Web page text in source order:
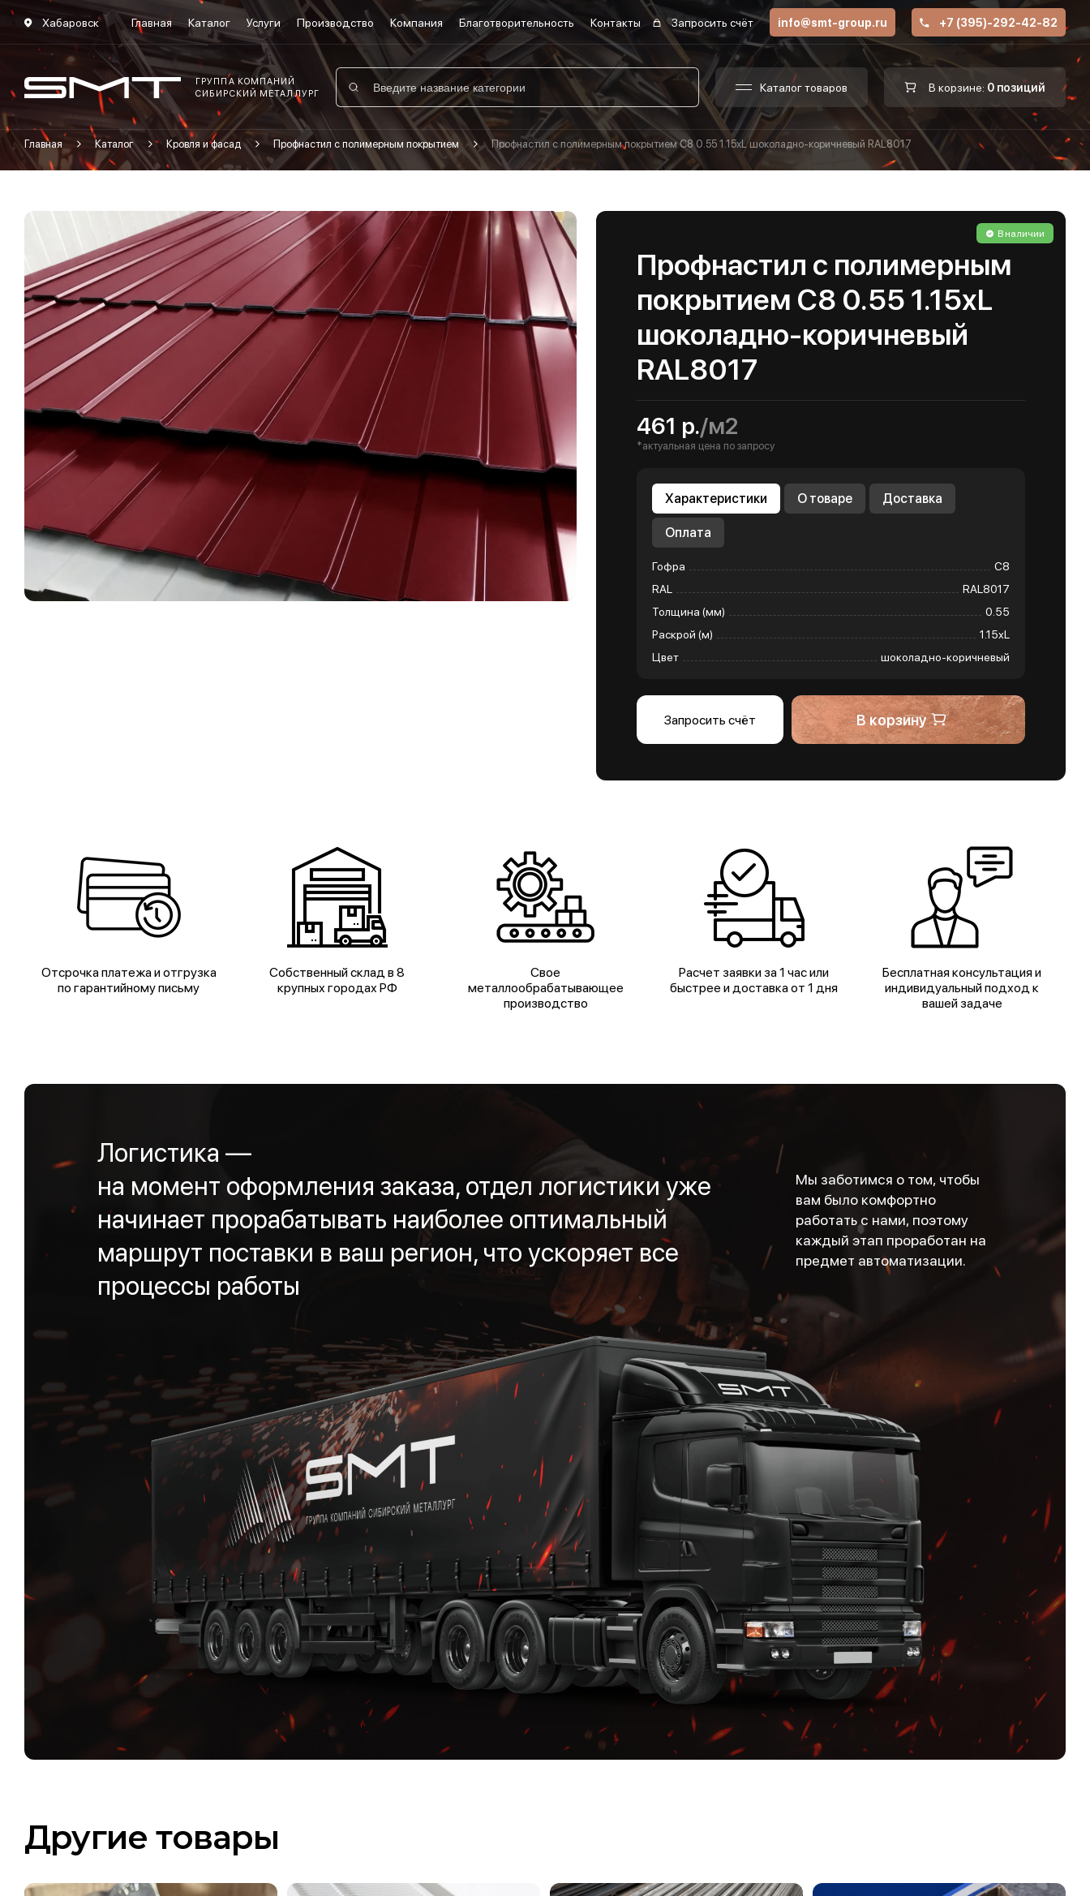
Хабаровск Главная Каталог Услуги Производство Компания Благотворительность Контакты Запросить счёт info@smt-group.ru +7 (395)-292-42-82
ГРУППА КОМПАНИЙ
СИБИРСКИЙ МЕТАЛЛУРГ
Каталог товаров В корзине: 0 позиций
Главная Каталог Кровля и фасад Профнастил с полимерным покрытием Профнастил с полимерным покрытием С8 0.55 1.15хL шоколадно-коричневый RAL8017
В наличии
Профнастил с полимерным
покрытием С8 0.55 1.15хL
шоколадно-коричневый
RAL8017
461 р./м2
*актуальная цена по запросу
Характеристики О товаре Доставка
Оплата
Гофра
С8
RAL
RAL8017
Толщина (мм)
0.55
Раскрой (м)
1.15хL
Цвет
шоколадно-коричневый
Запросить счёт В корзину
Отсрочка платежа и отгрузка
по гарантийному письму
Собственный склад в 8
крупных городах РФ
Свое
металлообрабатывающее
производство
Расчет заявки за 1 час или
быстрее и доставка от 1 дня
Бесплатная консультация и
индивидуальный подход к
вашей задаче
Логистика —
на момент оформления заказа, отдел логистики уже
начинает прорабатывать наиболее оптимальный
маршрут поставки в ваш регион, что ускоряет все
процессы работы
Мы заботимся о том, чтобы
вам было комфортно
работать с нами, поэтому
каждый этап проработан на
предмет автоматизации.
Другие товары